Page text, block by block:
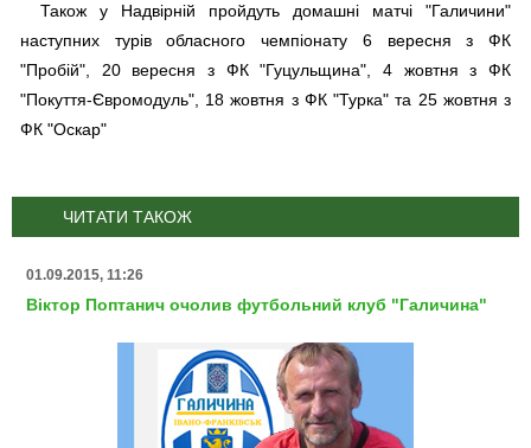
Також у Надвірній пройдуть домашні матчі "Галичини"
наступних турів обласного чемпіонату 6 вересня з ФК
"Пробій", 20 вересня з ФК "Гуцульщина", 4 жовтня з ФК
"Покуття-Євромодуль", 18 жовтня з ФК "Турка" та 25 жовтня з
ФК "Оскар"
ЧИТАТИ ТАКОЖ
01.09.2015, 11:26
Віктор Поптанич очолив футбольний клуб "Галичина"